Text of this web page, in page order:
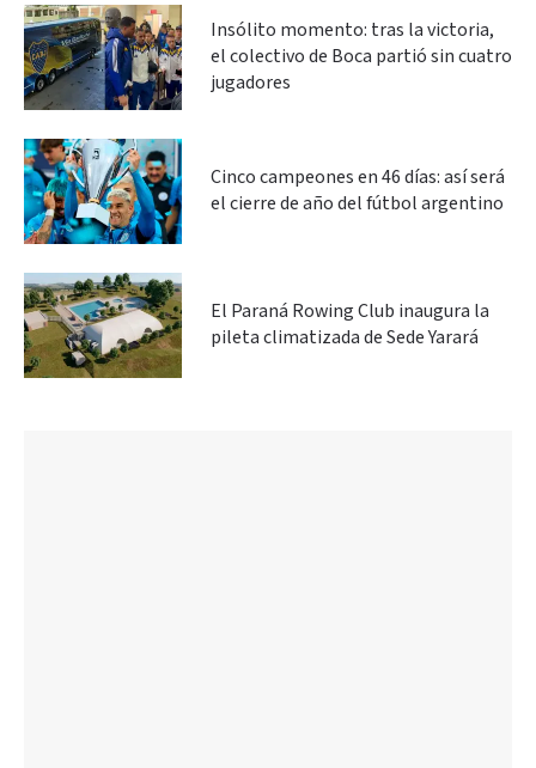
Insólito momento: tras la victoria,
el colectivo de Boca partió sin cuatro
jugadores
Cinco campeones en 46 días: así será
el cierre de año del fútbol argentino
El Paraná Rowing Club inaugura la
pileta climatizada de Sede Yarará